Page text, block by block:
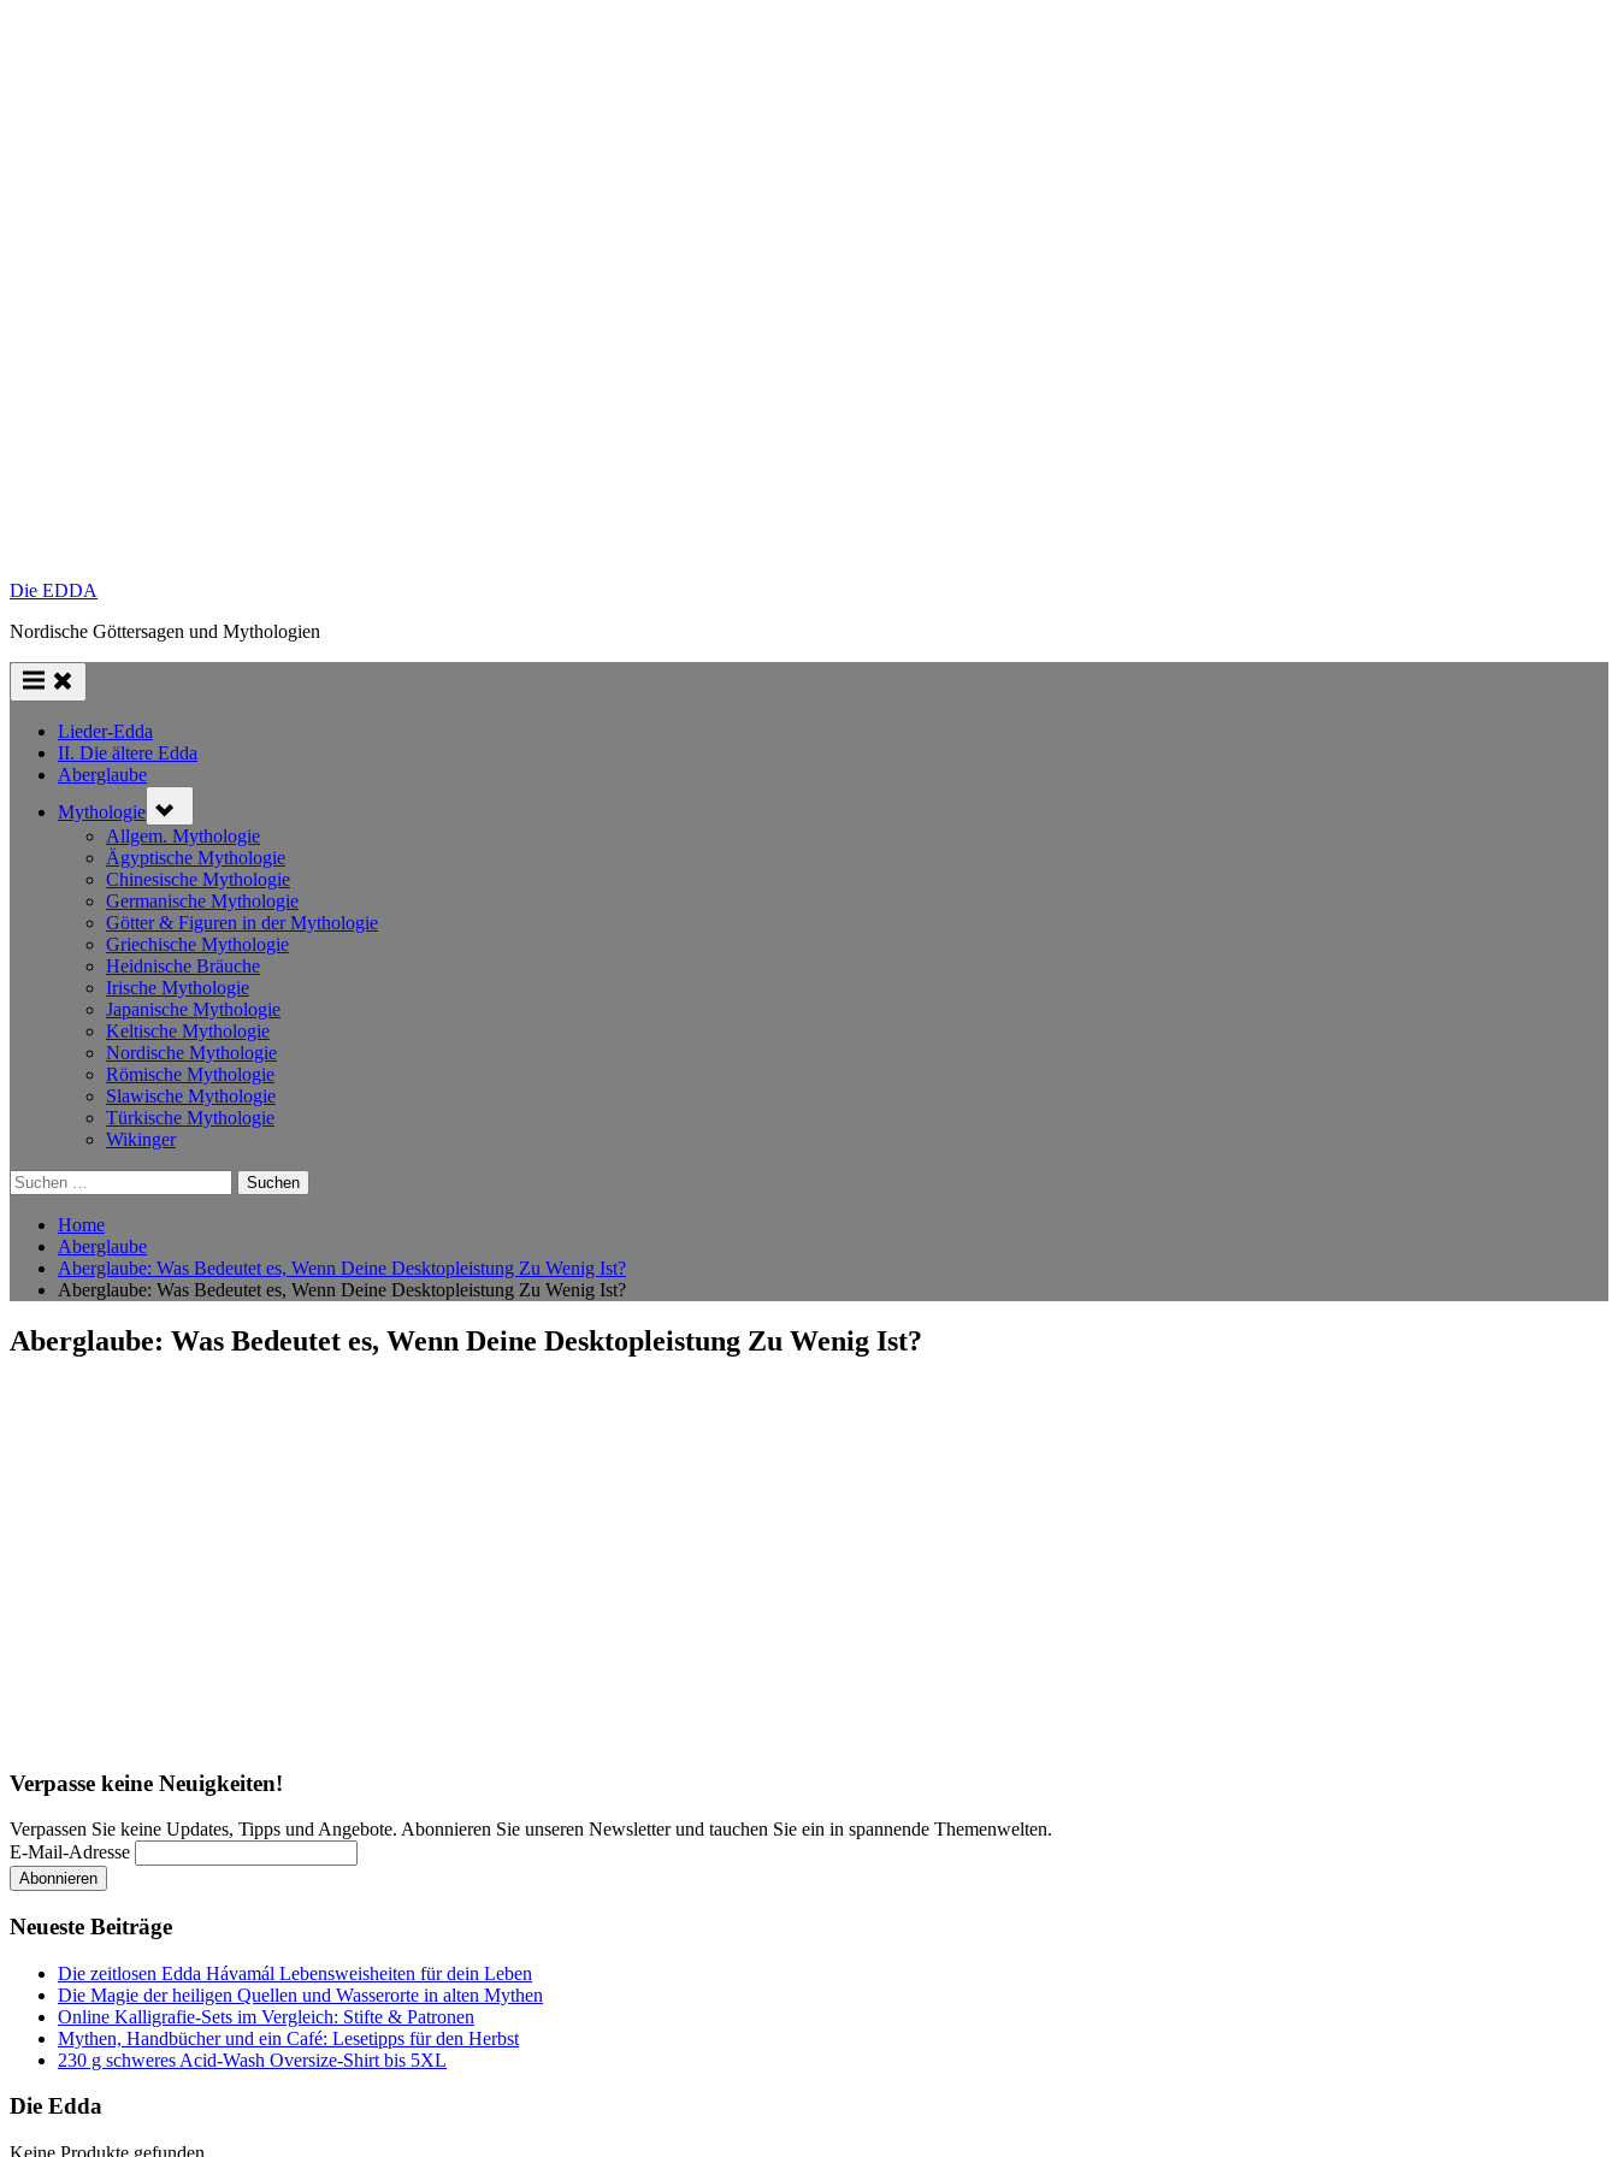
Die EDDA
Nordische Göttersagen und Mythologien
Lieder-Edda
II. Die ältere Edda
Aberglaube
Mythologie sub-
menu
Allgem. Mythologie
Ägyptische Mythologie
Chinesische Mythologie
Germanische Mythologie
Götter & Figuren in der Mythologie
Griechische Mythologie
Heidnische Bräuche
Irische Mythologie
Japanische Mythologie
Keltische Mythologie
Nordische Mythologie
Römische Mythologie
Slawische Mythologie
Türkische Mythologie
Wikinger
Suchen
nach:
Home
Aberglaube
Aberglaube: Was Bedeutet es, Wenn Deine Desktopleistung Zu Wenig Ist?
Aberglaube: Was Bedeutet es, Wenn Deine Desktopleistung Zu Wenig Ist?
Aberglaube: Was Bedeutet es, Wenn Deine Desktopleistung Zu Wenig Ist?
Verpasse keine Neuigkeiten!
Verpassen Sie keine Updates, Tipps und Angebote. Abonnieren Sie unseren Newsletter und tauchen Sie ein in spannende Themenwelten.
E-Mail-Adresse
Neueste Beiträge
Die zeitlosen Edda Hávamál Lebensweisheiten für dein Leben
Die Magie der heiligen Quellen und Wasserorte in alten Mythen
Online Kalligrafie‑Sets im Vergleich: Stifte & Patronen
Mythen, Handbücher und ein Café: Lesetipps für den Herbst
230 g schweres Acid-Wash Oversize-Shirt bis 5XL
Die Edda